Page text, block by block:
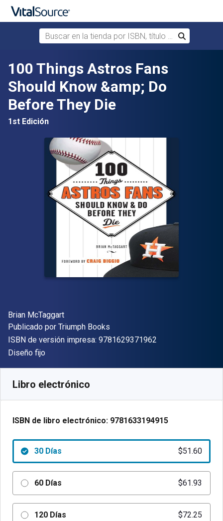
Saltar al contenido principal
Buscar en la tienda por ISBN, título o autor
Buscar
100 Things Astros Fans
Should Know &amp; Do
Before They Die
1st Edición
Autor(es)
Brian McTaggart
Editor
Publicado por Triumph Books
ISBN de versión impresa: 9781629371962
Formato
Diseño fijo
Libro electrónico
ISBN de libro electrónico: 9781633194915
30 Días $51.60
60 Días $61.93
120 Días $72.25